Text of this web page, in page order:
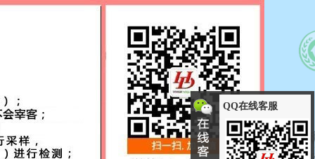
QQ在线客服